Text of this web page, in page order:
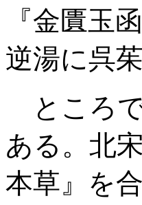
『金匱玉
逆湯に呉
ところ
ある。北
本草』を